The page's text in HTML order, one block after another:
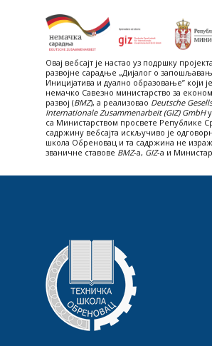
Овај вебсајт je настао уз подршку
развојне сарадње „Дијалог о
Иницијатива и дуално образовање” који
немачко Савезно министарство за
развој (BMZ), а реализовао Deutsche
Internationale Zusammenarbeit (GIZ) GmbH
са Министарством просвете Републике
садржину вебсајта искључиво је
школа Обреновац и та садржина не
званичне ставове BMZ-а, GIZ-a и